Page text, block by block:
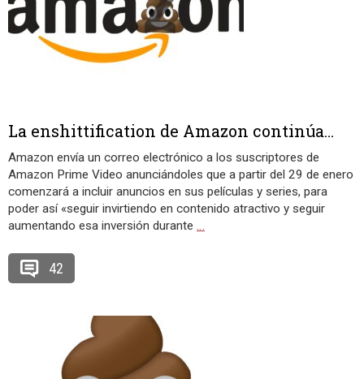
La enshittification de Amazon continúa…
Amazon envía un correo electrónico a los suscriptores de
Amazon Prime Video anunciándoles que a partir del 29 de enero
comenzará a incluir anuncios en sus películas y series, para
poder así «seguir invirtiendo en contenido atractivo y seguir
aumentando esa inversión durante …
42